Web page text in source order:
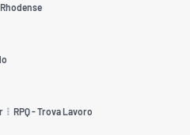
Rhodense
RPQ - Trova Lavoro